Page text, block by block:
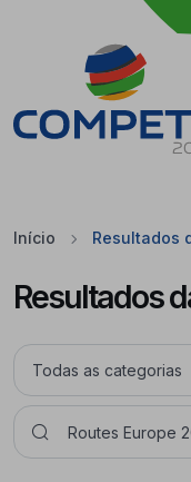
Saltar para o
Início Resultados
Resultados